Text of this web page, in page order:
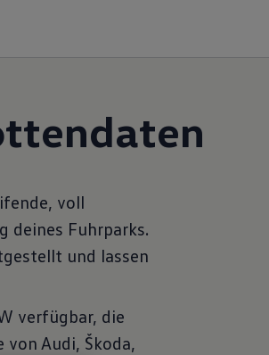
voll
deines Fuhrparks.
und lassen
verfügbar, die
Audi, Škoda,